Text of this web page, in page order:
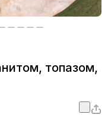
топазом,